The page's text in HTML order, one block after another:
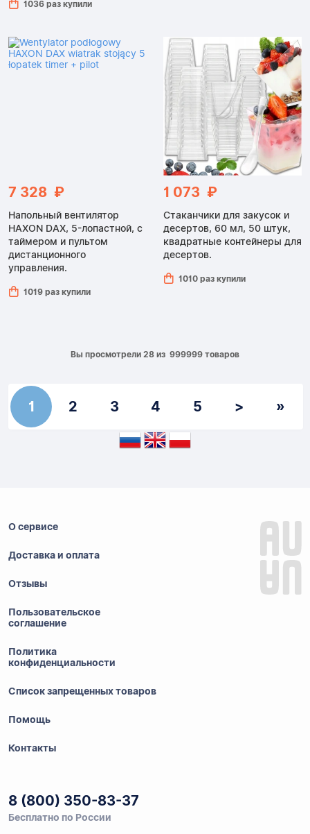
1036 раз купили
7 328 ₽
Напольный вентилятор
HAXON DAX, 5-лопастной, с
таймером и пультом
дистанционного
управления.
1019 раз купили
1 073 ₽
Стаканчики для закусок и
десертов, 60 мл, 50 штук,
квадратные контейнеры для
десертов.
1010 раз купили
Вы просмотрели 28 из 999999 товаров
1 2 3 4 5 > »
О сервисе
Доставка и оплата
Отзывы
Пользовательское
соглашение
Политика
конфиденциальности
Список запрещенных товаров
Помощь
Контакты
8 (800) 350-83-37
Бесплатно по России